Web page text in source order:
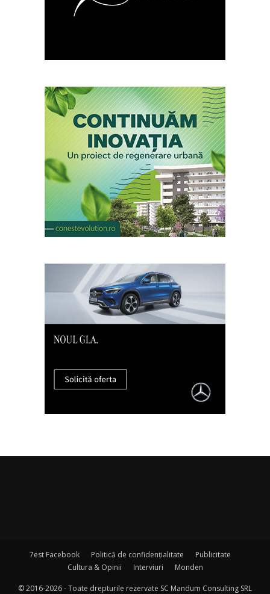
7est Facebook Politică de confidențialitate
Publicitate
Cultura & Opinii
Interviuri Monden
© 2016-2026 - Toate drepturile rezervate SC Mandum Consulting SRL